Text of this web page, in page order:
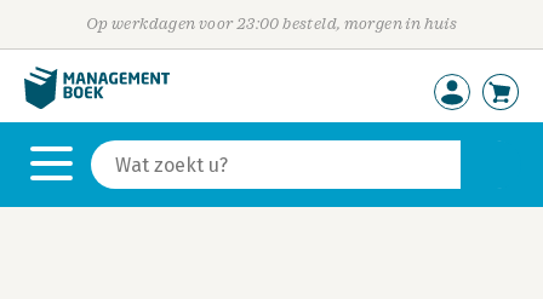
Op werkdagen voor 23:00 besteld, morgen in huis